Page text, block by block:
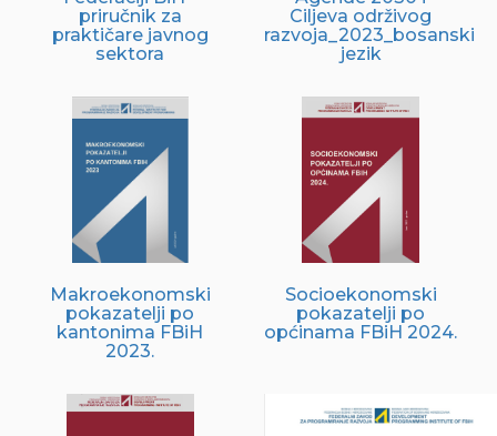
priručnik za
praktičare javnog
sektora
Ciljeva održivog
razvoja_2023_bosanski
jezik
Makroekonomski
pokazatelji po
kantonima FBiH
2023.
Socioekonomski
pokazatelji po
općinama FBiH 2024.